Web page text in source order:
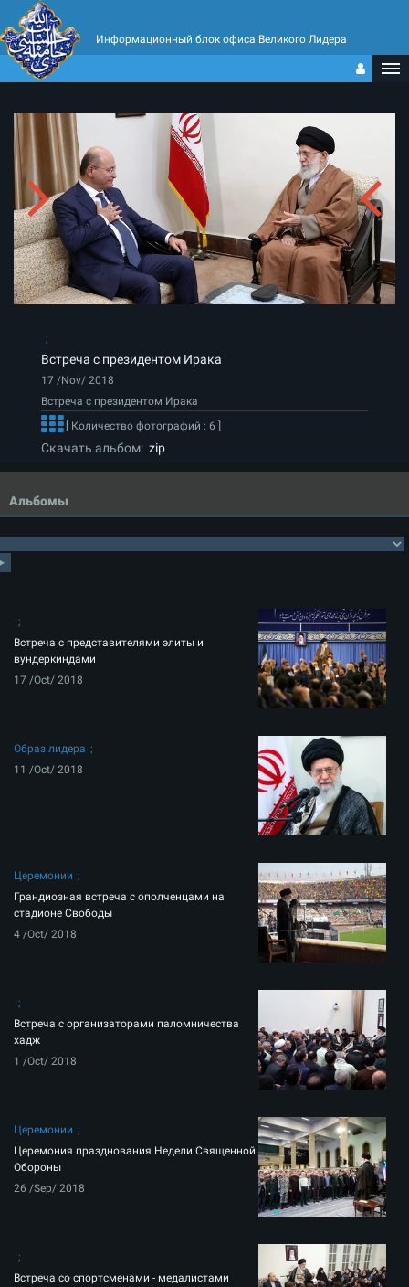
Информационный блок офиса Великого Лидера
Встреча с президентом Ирака
17 /Nov/ 2018
Встреча с президентом Ирака
[ Количество фотографий : 6 ]
Скачать альбом: zip
Альбомы
Встреча с представителями элиты и
вундеркиндами
17 /Oct/ 2018
Образ лидера
11 /Oct/ 2018
Церемонии
Грандиозная встреча с ополченцами на
стадионе Свободы
4 /Oct/ 2018
Встреча с организаторами паломничества
хадж
1 /Oct/ 2018
Церемонии
Церемония празднования Недели Священной
Обороны
26 /Sep/ 2018
Встреча со спортсменами - медалистами